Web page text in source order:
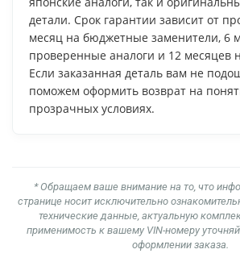
детали. Срок гарантии зависит от
месяц на бюджетные заменители, 6
проверенные аналоги и 12 месяцев
Если заказанная деталь вам не
поможем оформить возврат на
прозрачных условиях.
* Обращаем ваше внимание на то, что
странице носит исключительно
технические данные, актуальную
применимость к вашему VIN-номеру
оформлении заказа.